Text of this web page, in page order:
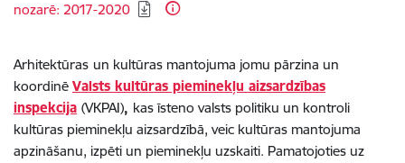
nozarē: 2017-2020
Arhitektūras un kultūras mantojuma jomu pārzina un
koordinē Valsts kultūras pieminekļu aizsardzības
inspekcija (VKPAI), kas īsteno valsts politiku un kontroli
kultūras pieminekļu aizsardzībā, veic kultūras mantojuma
apzināšanu, izpēti un pieminekļu uzskaiti. Pamatojoties uz